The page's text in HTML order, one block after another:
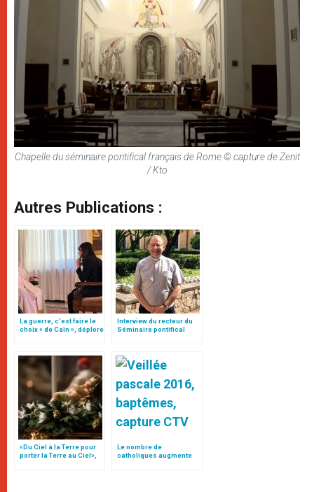
Chapelle du séminaire pontifical français de Rome © capture de Zenit
/ Kto
Autres Publications :
La guerre, c’est faire le
choix « de Caïn », déplore
Interview du recteur du
Séminaire pontifical
«Du Ciel à la Terre pour
porter la Terre au Ciel»,
Le nombre de
catholiques augmente